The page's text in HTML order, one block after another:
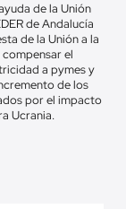
de la Unión
de Andalucía
de la Unión a la
el
a pymes y
de los
por el impacto
Ucrania.